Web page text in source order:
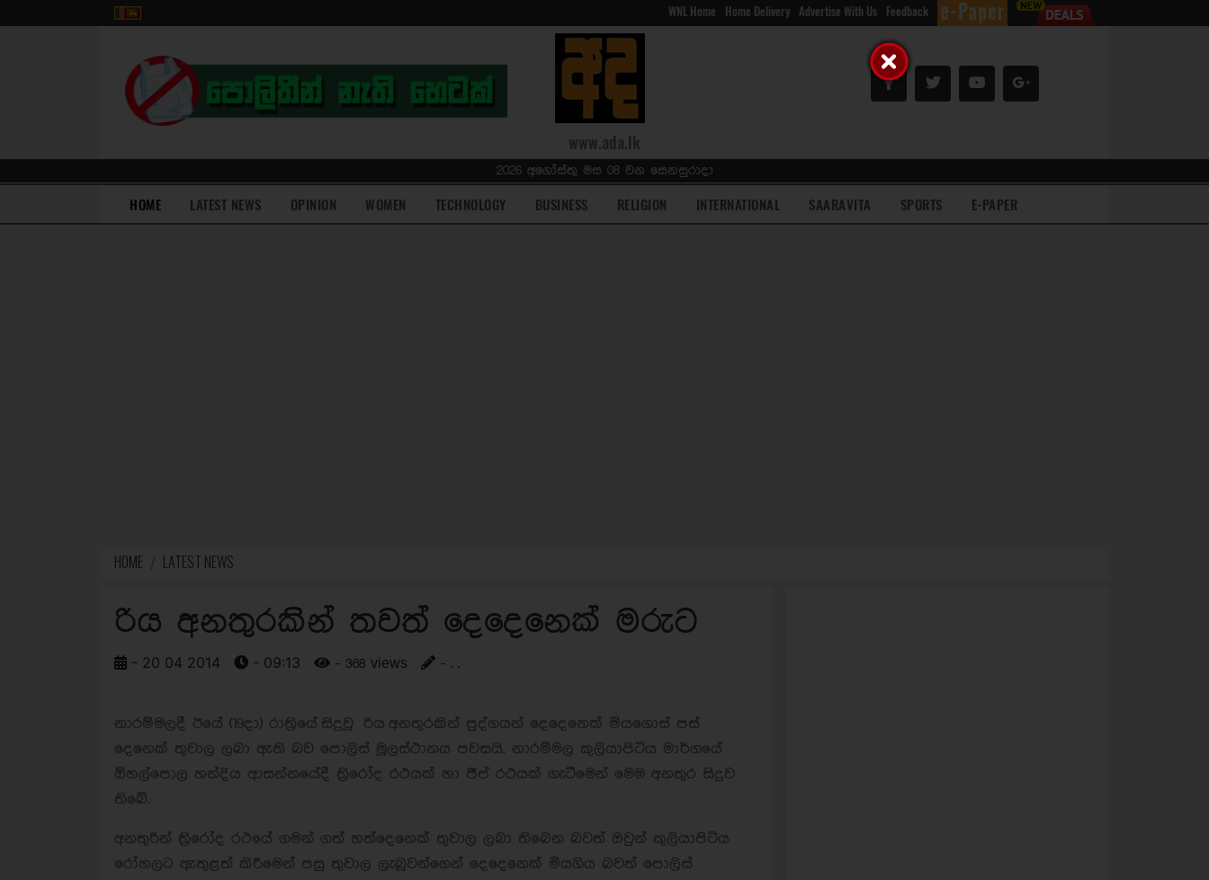
WNL Home Home Delivery Advertise With Us Feedback
www.ada.lk
2026 අගෝස්තු මස 08 වන සෙනසුරාදා
HOME(current)LATEST NEWS OPINION WOMEN TECHNOLOGY BUSINESS RELIGION INTERNATIONAL SAARAVITA SPORTS E-PAPER
HOME LATEST NEWS
රිය අනතුරකින් තවත් දෙදෙනෙක් මරුට
- 20 04 2014 - 09:13 - 368 views - . .
නාරම්මලදී ඊයේ (19දා) රාත්‍රියේ සිදුවූ රිය අනතුරකින් පුද්ගයන් දෙදෙනෙක් මියගොස් පස්
දෙනෙක් තුවාල ලබා ඇති බව පොලිස් මූලස්ථානය පවසයි. නාරම්මල කුලියාපිටිය මාර්ගයේ
ඕහල්පොල හන්දිය ආසන්නයේදී ත්‍රිරෝද රථයක් හා ජීප් රථයක් ගැටීමෙන් මෙම අනතුර සිදුව
තිබේ.
අනතුරින් ත්‍රිරෝද රථයේ ගමන් ගත් හත්දෙනෙක් තුවාල ලබා තිබෙන බවත් ඔවුන් කුලියාපිටිය
රෝහලට ඇතුළත් කිරීමෙන් පසු තුවාල ලැබූවන්ගෙන් දෙදෙනෙක් මියගිය බවත් පොලිස්